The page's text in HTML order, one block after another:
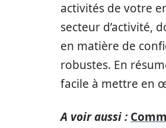
activités de votre
secteur d’activité,
en matière de
robustes. En
facile à mettre en
A voir aussi :